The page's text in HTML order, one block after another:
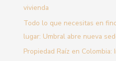
vivienda
Todo lo que necesitas en
lugar: Umbral abre nueva
Propiedad Raíz en Colombia: